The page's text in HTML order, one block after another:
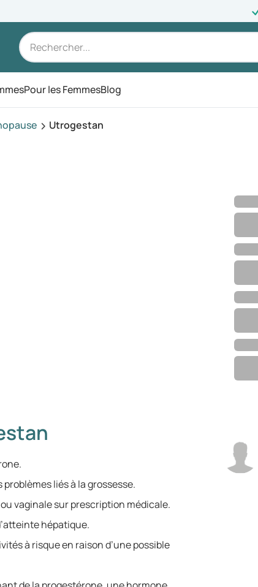
Pour les FemmesBlog
Utrogestan
liés à la grossesse.
vaginale sur prescription médicale.
hépatique.
à risque en raison d’une possible